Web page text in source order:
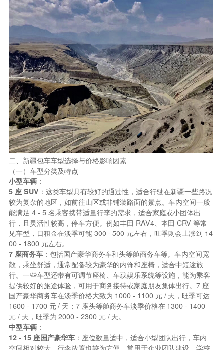
二、新疆包车车型选择与价格影响因素
（一）车型分类及特点
小型车辆：
5 座 SUV ：这类车型具有较好的通过性，适合行驶在新疆一些路况
较为复杂的地区，如前往山区或非铺装路面的景点。车内空间一般
能满足 4 - 5 名乘客携带适量行李的需求，适合家庭或小团体出
行，且灵活性较高，停车方便。例如丰田 RAV4、本田 CRV 等常
见车型，日租金在淡季可能 300 - 500 元左右，旺季则会上涨到 14
00 - 1800 元左右。
7 座商务车：包括国产豪华商务车和头等舱商务车等。车内空间宽
敞，乘坐舒适，通常配备较为豪华的内饰和座椅，适合中短途旅
行。一些车型还带有可调节座椅、车载娱乐系统等设施，能为乘客
提供较好的旅途体验，可用于商务接待或家庭朋友集体出行。7 座
国产豪华商务车在淡季价格大致为 1000 - 1100 元 / 天，旺季可达
1600 - 1700 元 / 天；7 座头等舱商务车淡季价格在 1300 - 1400
元 / 天，旺季为 2000 - 2300 元 / 天。
中型车辆：
12 - 15 座国产豪华车：座位数量适中，适合小型团队出行，车内
空间相对较大，行李放置也较为方便。常用于企业团队建设、学校